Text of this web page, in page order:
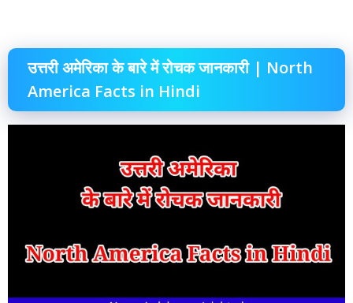
उत्तरी अमेरिका के बारे में रोचक जानकारी | North
America Facts in Hindi